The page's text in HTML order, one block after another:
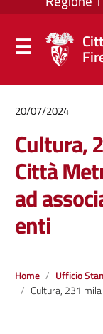
20/07/2024
Cultura,
Città
ad
enti
Home Ufficio
Cultura, 231 mila euro dalla Città Metropolitana di